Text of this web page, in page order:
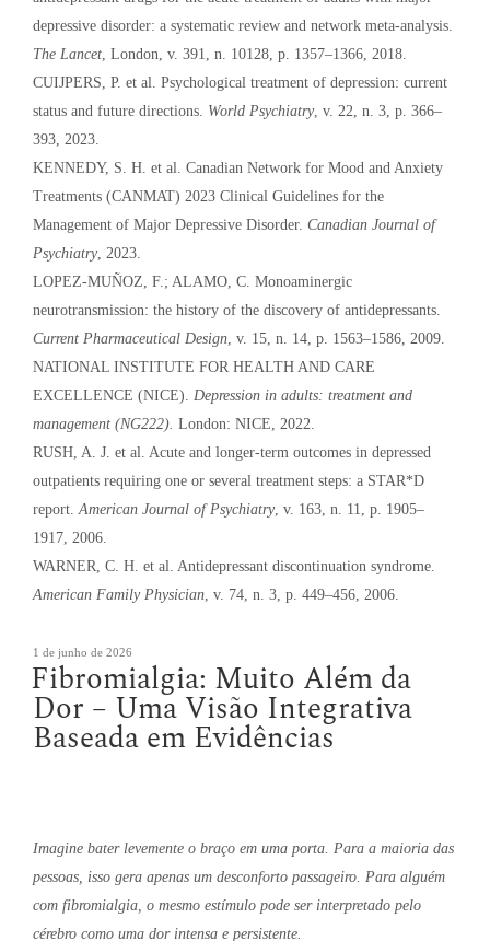
depressive disorder: a systematic review and network meta-analysis.
The Lancet, London, v. 391, n. 10128, p. 1357–1366, 2018.
CUIJPERS, P. et al. Psychological treatment of depression: current
status and future directions. World Psychiatry, v. 22, n. 3, p. 366–
393, 2023.
KENNEDY, S. H. et al. Canadian Network for Mood and Anxiety
Treatments (CANMAT) 2023 Clinical Guidelines for the
Management of Major Depressive Disorder. Canadian Journal of
Psychiatry, 2023.
LOPEZ-MUÑOZ, F.; ALAMO, C. Monoaminergic
neurotransmission: the history of the discovery of antidepressants.
Current Pharmaceutical Design, v. 15, n. 14, p. 1563–1586, 2009.
NATIONAL INSTITUTE FOR HEALTH AND CARE
EXCELLENCE (NICE). Depression in adults: treatment and
management (NG222). London: NICE, 2022.
RUSH, A. J. et al. Acute and longer-term outcomes in depressed
outpatients requiring one or several treatment steps: a STAR*D
report.American Journal of Psychiatry, v. 163, n. 11, p. 1905–
1917, 2006.
WARNER, C. H. et al. Antidepressant discontinuation syndrome.
American Family Physician, v. 74, n. 3, p. 449–456, 2006.
Publicado
em
1 de junho de 2026
Fibromialgia: Muito Além da
Dor – Uma Visão Integrativa
Baseada em Evidências
Imagine bater levemente o braço em uma porta. Para a maioria das
pessoas, isso gera apenas um desconforto passageiro. Para alguém
com fibromialgia, o mesmo estímulo pode ser interpretado pelo
cérebro como uma dor intensa e persistente.